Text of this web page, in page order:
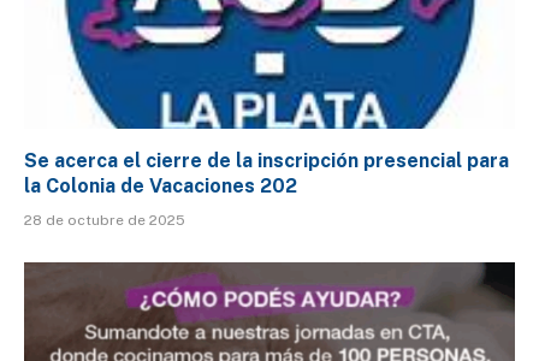
Se acerca el cierre de la inscripción presencial para
la Colonia de Vacaciones 202
28 de octubre de 2025